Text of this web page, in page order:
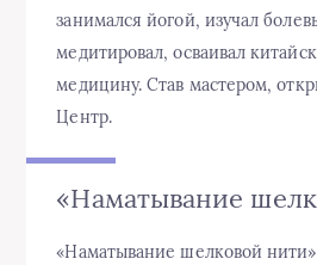
занимался йогой, изучал
медитировал, осваивал
медицину. Став мастером,
Центр.
«Наматывание
«Наматывание шелковой